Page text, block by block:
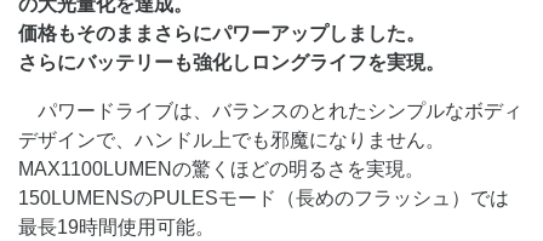
の大光量化を達成。
価格もそのままさらにパワーアップしました。
さらにバッテリーも強化しロングライフを実現。
パワードライブは、バランスのとれたシンプルなボディ
デザインで、ハンドル上でも邪魔になりません。
MAX1100LUMENの驚くほどの明るさを実現。
150LUMENSのPULESモード（長めのフラッシュ）では
最長19時間使用可能。